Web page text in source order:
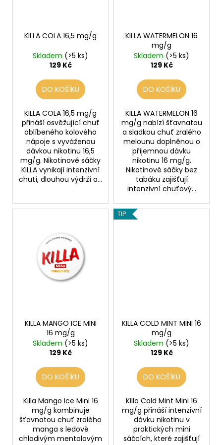
KILLA COLA 16,5 mg/g
Skladem (>5 ks)
129 Kč
DO KOŠÍKU
KILLA COLA 16,5 mg/g
přináší osvěžující chuť
oblíbeného kolového
nápoje s vyváženou
dávkou nikotinu 16,5
mg/g. Nikotinové sáčky
KILLA vynikají intenzivní
chutí, dlouhou výdrží a...
KILLA WATERMELON 16
mg/g
Skladem (>5 ks)
129 Kč
DO KOŠÍKU
KILLA WATERMELON 16
mg/g nabízí šťavnatou
a sladkou chuť zralého
melounu doplněnou o
příjemnou dávku
nikotinu 16 mg/g.
Nikotinové sáčky bez
tabáku zajišťují
intenzivní chuťový...
KILLA MANGO ICE MINI
16 mg/g
Skladem (>5 ks)
129 Kč
DO KOŠÍKU
Killa Mango Ice Mini 16
mg/g kombinuje
šťavnatou chuť zralého
manga s ledově
chladivým mentolovým
TIP
KILLA COLD MINT MINI 16
mg/g
Skladem (>5 ks)
129 Kč
DO KOŠÍKU
Killa Cold Mint Mini 16
mg/g přináší intenzivní
dávku nikotinu v
praktických mini
sáčcích, které zajišťují